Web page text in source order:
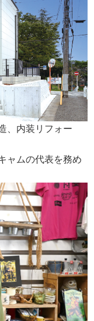
、内装リフォー
ャムの代表を務め